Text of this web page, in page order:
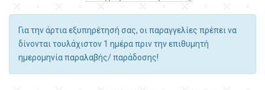
Για την άρτια εξυπηρέτησή σας, οι παραγγελίες πρέπει να
δίνονται τουλάχιστον 1 ημέρα πριν την επιθυμητή
ημερομηνία παραλαβής/ παράδοσης!